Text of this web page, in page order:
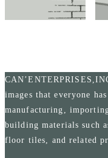
images that everyone
manufacturing,
building materials such
floor tiles, and related